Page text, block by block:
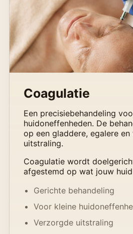
Coagulatie
Een precisiebehandeling
huidoneffenheden. De
op een gladdere, egalere
uitstraling.
Coagulatie wordt
afgestemd op wat jouw
Gerichte behandeling
Voor kleine
Verzorgde uitstraling